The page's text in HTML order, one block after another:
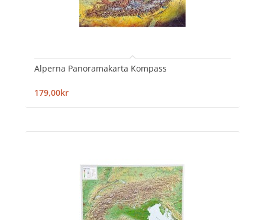
Alperna Panoramakarta Kompass
179,00kr